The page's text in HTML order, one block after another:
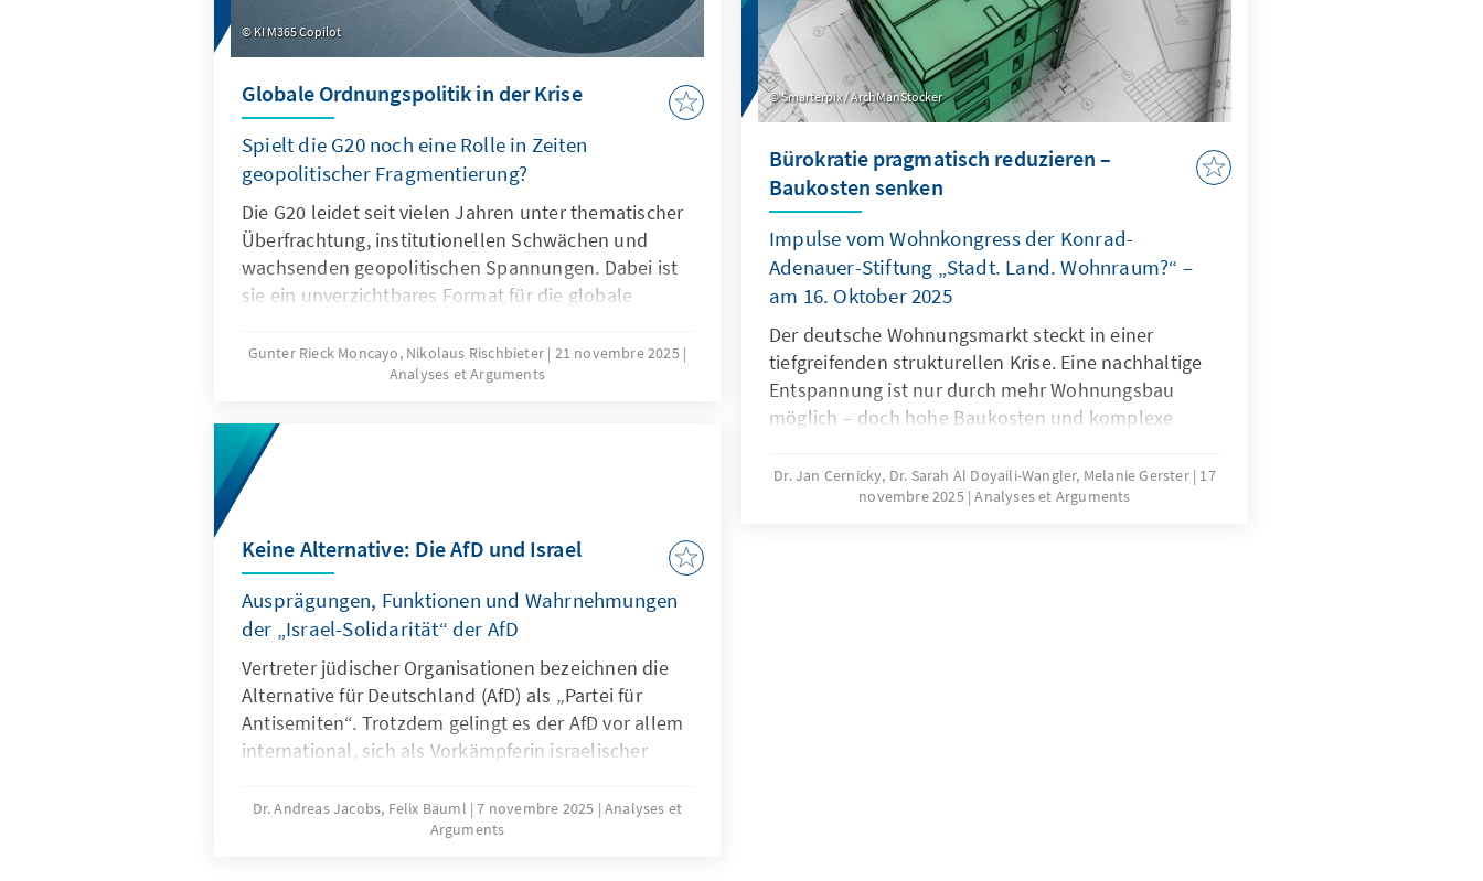
KI M365 Copilot
Globale Ordnungspolitik in der Krise
Spielt die G20 noch eine Rolle in Zeiten
geopolitischer Fragmentierung?
Die G20 leidet seit vielen Jahren unter thematischer
Überfrachtung, institutionellen Schwächen und
wachsenden geopolitischen Spannungen. Dabei ist
sie ein unverzichtbares Format für die globale
und Wirksamkeit zurückgewinnen. Dies kann nur
gelingen, wenn die G20 sich auf ihr Kernmandat
Planungsinstanz weiterentwickelt, die OECD als
Quasi-Sekretariat institutionell stärkt und ihre
Arbeitsweise stärker auf umsetzbare Ergebnisse
Gunter Rieck Moncayo, Nikolaus Rischbieter 21 novembre 2025
Analyses et Arguments
Smarterpix / ArchManStocker
Bürokratie pragmatisch reduzieren –
Baukosten senken
Impulse vom Wohnkongress der Konrad-
Adenauer-Stiftung „Stadt. Land. Wohnraum?“ –
am 16. Oktober 2025
Der deutsche Wohnungsmarkt steckt in einer
tiefgreifenden strukturellen Krise. Eine nachhaltige
Entspannung ist nur durch mehr Wohnungsbau
möglich – doch hohe Baukosten und komplexe
erheblich. Zur Lösung des Problems bedarf es einer
dringenden Reduktion regulatorischer Komplexität.
Dr. Jan Cernicky, Dr. Sarah Al Doyaili-Wangler, Melanie Gerster 17
novembre 2025 Analyses et Arguments
Keine Alternative: Die AfD und Israel
Ausprägungen, Funktionen und Wahrnehmungen
der „Israel-Solidarität“ der AfD
Vertreter jüdischer Organisationen bezeichnen die
Alternative für Deutschland (AfD) als „Partei für
Antisemiten“. Trotzdem gelingt es der AfD vor allem
international, sich als Vorkämpferin israelischer
Deutschland zu positionieren. Diese Positionierung
widerspricht einer Reihe anderer in der Partei
Dr. Andreas Jacobs, Felix Bäuml 7 novembre 2025 Analyses et
Arguments